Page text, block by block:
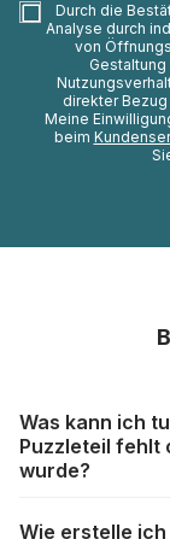
Durch die
Analyse durch
von
direkter
Meine
beim
Was kann ich
Puzzleteil fehlt
wurde?
Wie erstelle